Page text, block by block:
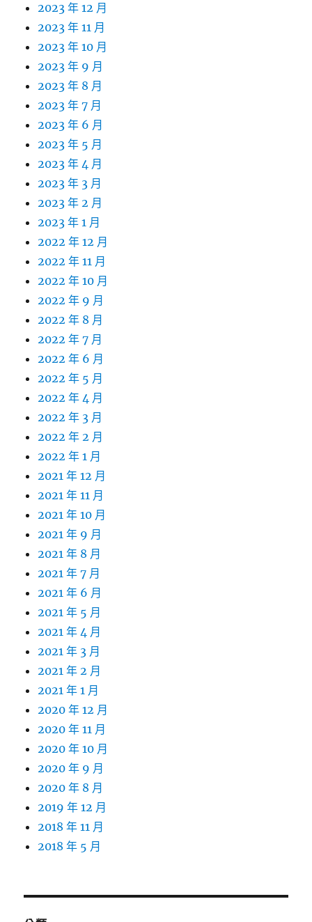
2023 年 12 月
2023 年 11 月
2023 年 10 月
2023 年 9 月
2023 年 8 月
2023 年 7 月
2023 年 6 月
2023 年 5 月
2023 年 4 月
2023 年 3 月
2023 年 2 月
2023 年 1 月
2022 年 12 月
2022 年 11 月
2022 年 10 月
2022 年 9 月
2022 年 8 月
2022 年 7 月
2022 年 6 月
2022 年 5 月
2022 年 4 月
2022 年 3 月
2022 年 2 月
2022 年 1 月
2021 年 12 月
2021 年 11 月
2021 年 10 月
2021 年 9 月
2021 年 8 月
2021 年 7 月
2021 年 6 月
2021 年 5 月
2021 年 4 月
2021 年 3 月
2021 年 2 月
2021 年 1 月
2020 年 12 月
2020 年 11 月
2020 年 10 月
2020 年 9 月
2020 年 8 月
2019 年 12 月
2018 年 11 月
2018 年 5 月